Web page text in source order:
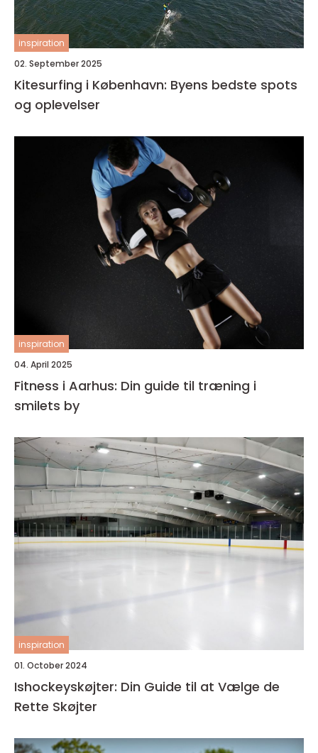
inspiration
02. September 2025
Kitesurfing i København: Byens bedste spots
og oplevelser
inspiration
04. April 2025
Fitness i Aarhus: Din guide til træning i
smilets by
inspiration
01. October 2024
Ishockeyskøjter: Din Guide til at Vælge de
Rette Skøjter